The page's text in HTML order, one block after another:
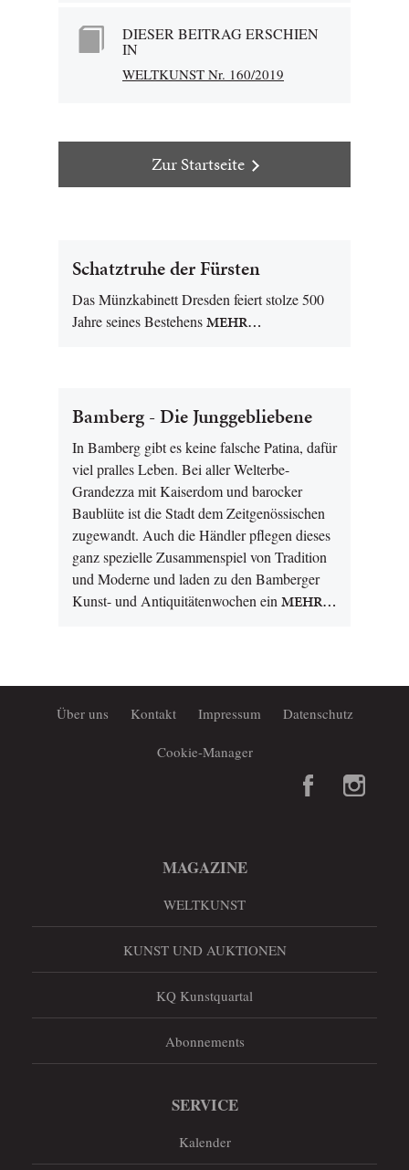
DIESER BEITRAG ERSCHIEN
IN
WELTKUNST Nr. 160/2019
Zur Startseite
Schatztruhe der Fürsten
Das Münzkabinett Dresden feiert stolze 500
Jahre seines BestehensMEHR…
Bamberg - Die Junggebliebene
In Bamberg gibt es keine falsche Patina, dafür
viel pralles Leben. Bei aller Welterbe-
Grandezza mit Kaiserdom und barocker
Baublüte ist die Stadt dem Zeitgenössischen
zugewandt. Auch die Händler pflegen dieses
ganz spezielle Zusammenspiel von Tradition
und Moderne und laden zu den Bamberger
Kunst- und Antiquitätenwochen ein MEHR…
Über uns Kontakt Impressum Datenschutz
Cookie-Manager
MAGAZINE
WELTKUNST
KUNST UND AUKTIONEN
KQ Kunstquartal
Abonnements
SERVICE
Kalender